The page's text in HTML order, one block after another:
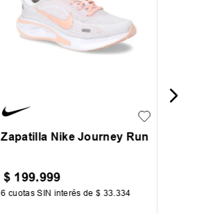
Zapatilla Nike Journey Run
$ 199.999
6 cuotas SIN interés de$ 33 334